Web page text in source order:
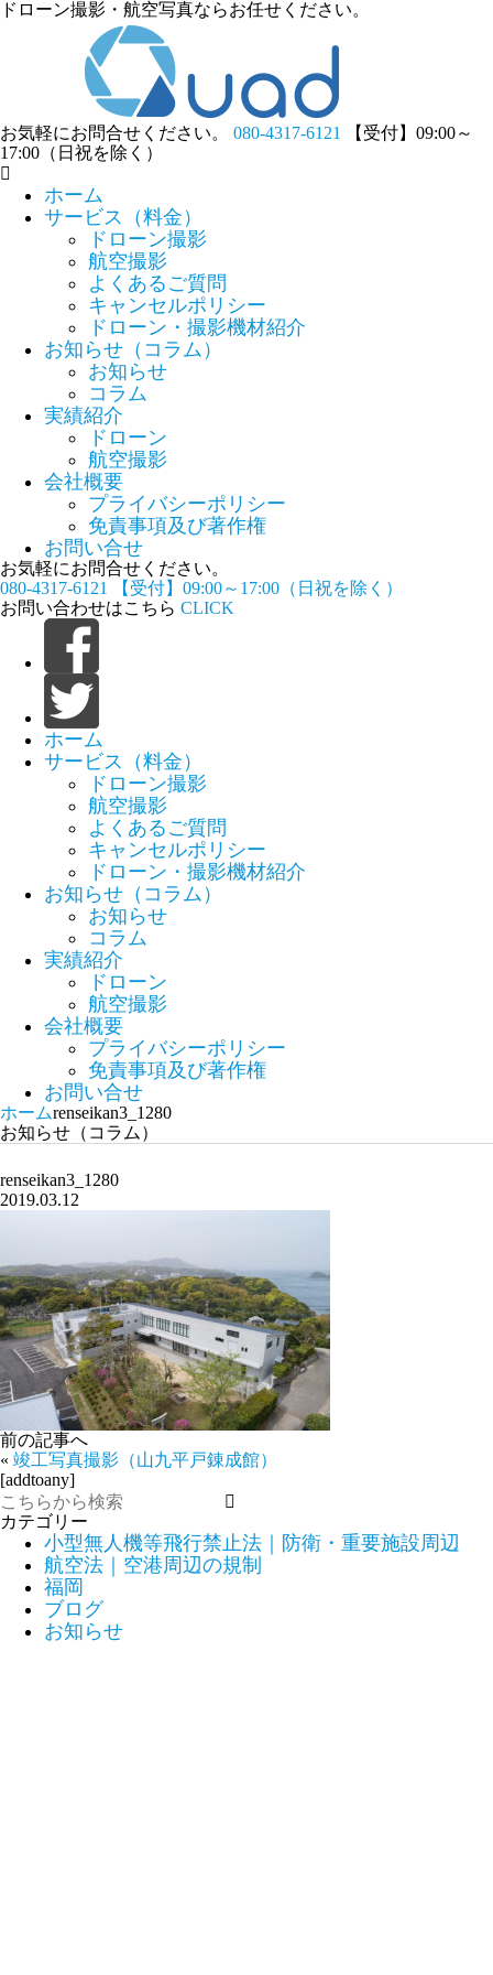
ドローン撮影・航空写真ならお任せください。
お気軽にお問合せください。 080-4317-6121
【受付】09:00～
17:00（日祝を除く）
ホーム
サービス（料金）
ドローン撮影
航空撮影
よくあるご質問
キャンセルポリシー
ドローン・撮影機材紹介
お知らせ（コラム）
お知らせ
コラム
実績紹介
ドローン
航空撮影
会社概要
プライバシーポリシー
免責事項及び著作権
お問い合せ
お気軽にお問合せください。
080-4317-6121
【受付】09:00～17:00（日祝を除く）
お問い合わせはこちら CLICK
ホーム
サービス（料金）
ドローン撮影
航空撮影
よくあるご質問
キャンセルポリシー
ドローン・撮影機材紹介
お知らせ（コラム）
お知らせ
コラム
実績紹介
ドローン
航空撮影
会社概要
プライバシーポリシー
免責事項及び著作権
お問い合せ
ホームrenseikan3_1280
お知らせ（コラム）
renseikan3_1280
2019.03.12
前の記事へ
« 竣工写真撮影（山九平戸錬成館）
[addtoany]
カテゴリー
小型無人機等飛行禁止法｜防衛・重要施設周辺
航空法｜空港周辺の規制
福岡
ブログ
お知らせ